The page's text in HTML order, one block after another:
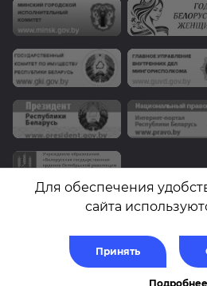
© Государственный комитет по
2010-2026, Государственное
Для обеспечения
сайта
Принять
Подробнее